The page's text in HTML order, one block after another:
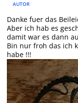
AUTOR
Danke fuer das
Aber ich hab es
damit war es dann
Bin nur froh das ich
habe !!!